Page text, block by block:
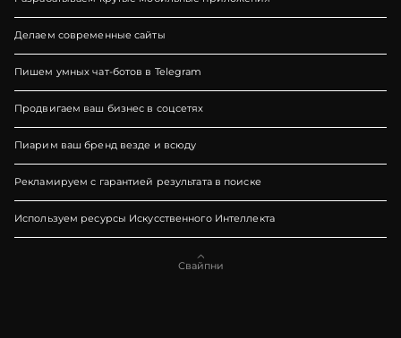
Делаем современные сайты
Пишем умных чат-ботов в Telegram
Продвигаем ваш бизнес в соцсетях
Пиарим ваш бренд везде и всюду
Рекламируем с гарантией результата в поиске
Используем ресурсы Искусственного Интеллекта
Создаём графику, корректируем тексты, делаем видео и пишем код
Свайпни